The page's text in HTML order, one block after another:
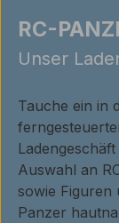
RC-
Unser
Tauche ein in
Auswahl an
sowie Figuren
Panzer